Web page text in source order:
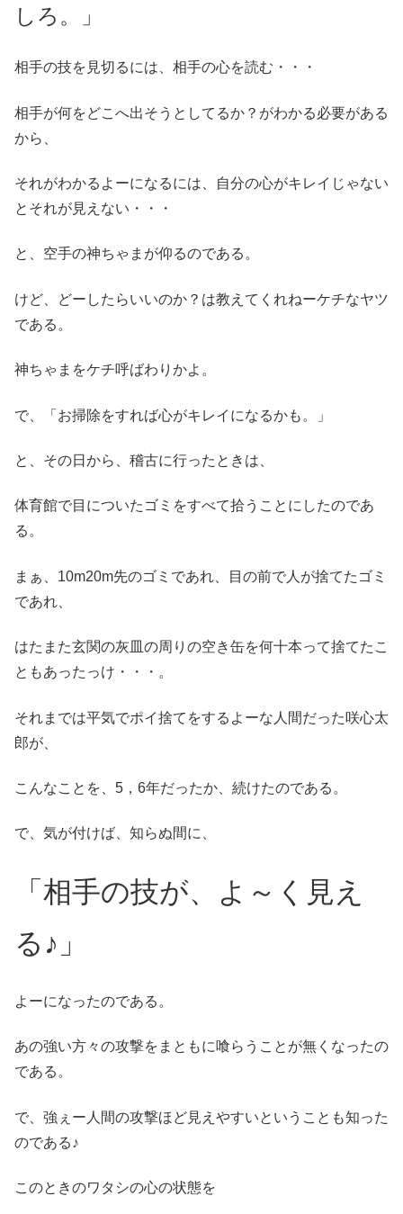
しろ。」
相手の技を見切るには、相手の心を読む・・・
相手が何をどこへ出そうとしてるか？がわかる必要がある
から、
それがわかるよーになるには、自分の心がキレイじゃない
とそれが見えない・・・
と、空手の神ちゃまが仰るのである。
けど、どーしたらいいのか？は教えてくれねーケチなヤツ
である。
神ちゃまをケチ呼ばわりかよ。
で、「お掃除をすれば心がキレイになるかも。」
と、その日から、稽古に行ったときは、
体育館で目についたゴミをすべて拾うことにしたのであ
る。
まぁ、10m20m先のゴミであれ、目の前で人が捨てたゴミ
であれ、
はたまた玄関の灰皿の周りの空き缶を何十本って捨てたこ
ともあったっけ・・・。
それまでは平気でポイ捨てをするよーな人間だった咲心太
郎が、
こんなことを、5，6年だったか、続けたのである。
で、気が付けば、知らぬ間に、
「相手の技が、よ～く見え
る♪」
よーになったのである。
あの強い方々の攻撃をまともに喰らうことが無くなったの
である。
で、強ぇー人間の攻撃ほど見えやすいということも知った
のである♪
このときのワタシの心の状態を